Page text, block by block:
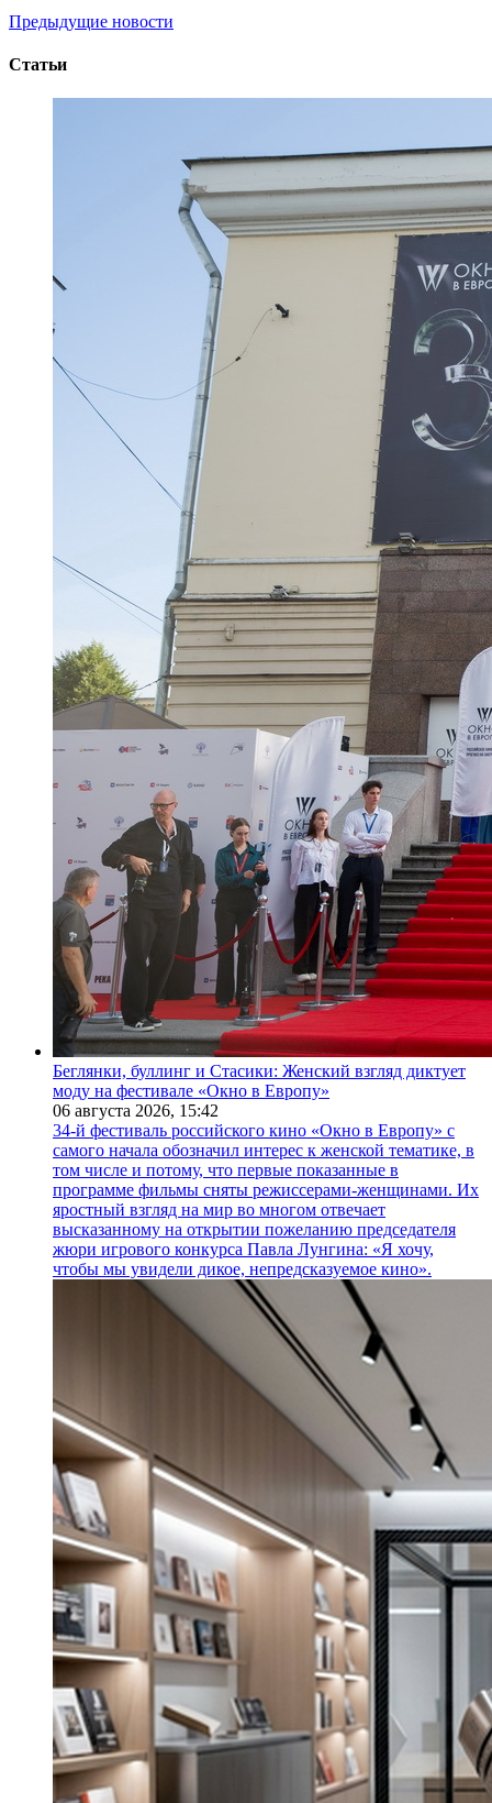
Предыдущие новости
Статьи
Беглянки, буллинг и Стасики: Женский взгляд диктует
моду на фестивале «Окно в Европу»
06 августа 2026, 15:42
34-й фестиваль российского кино «Окно в Европу» с
самого начала обозначил интерес к женской тематике, в
том числе и потому, что первые показанные в
программе фильмы сняты режиссерами-женщинами. Их
яростный взгляд на мир во многом отвечает
высказанному на открытии пожеланию председателя
жюри игрового конкурса Павла Лунгина: «Я хочу,
чтобы мы увидели дикое, непредсказуемое кино».